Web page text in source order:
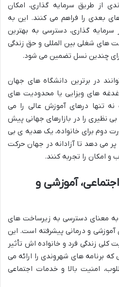
از طریق سرمایه گذاری، امکان
بعدی را فراهم می کنند. این به
گذاری، دسترسی به بهترین
های شغلی بین المللی و حق زندگی
برای چندین نسل تضمین می شود.
در برترین دانشگاه های جهان
های ویزایی یا محدودیت های
تنها درهای آموزش عالی را می
نظیری را در بازارهای جهانی پیش
دوم برای خانواده، یک هدیه ی بی
می دهد تا آزادانه در جهان حرکت
و امکان را تجربه کنند.
آموزشی و
معنای دسترسی به زیرساخت های
و درمانی پیشرفته است. این
کلی زندگی فرد و خانواده اش تأثیر
برنامه های شهروندی را ارائه می
امنیت بالا و خدمات اجتماعی